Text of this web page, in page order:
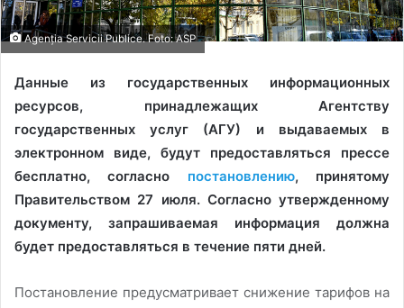
Agenția Servicii Publice. Foto: ASP
Данные из государственных информационных
ресурсов, принадлежащих Агентству
государственных услуг (АГУ) и выдаваемых в
электронном виде, будут предоставляться прессе
бесплатно, согласно постановлению, принятому
Правительством 27 июля. Согласно утвержденному
документу, запрашиваемая информация должна
будет предоставляться в течение пяти дней.
Постановление предусматривает снижение тарифов на